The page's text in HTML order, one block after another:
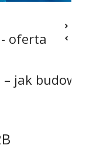
oferta
jak